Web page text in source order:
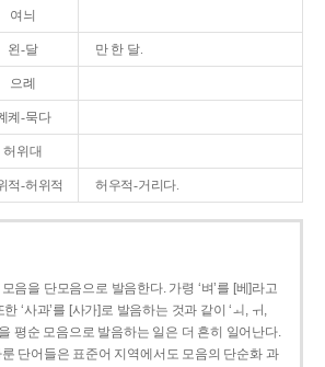
여늬
왼-달 만 한 달.
으례
켸-묵다
허위대
적-허위적 허우적-거리다.
음을 단모음으로 발음한다. 가령 ‘벼’를 [베]라고
‘사과’를 [사가]로 발음하는 것과 같이 ‘ㅚ, ㅟ,
평순 모음으로 발음하는 일은 더 흔히 일어난다.
단어들은 표준어 지역에서도 모음의 단순화 과